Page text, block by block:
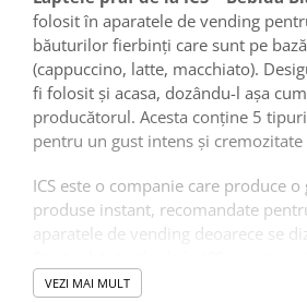
folosit în aparatele de vending
băuturilor fierbinți care sunt pe
(cappuccino, latte, macchiato).
fi folosit și acasa, dozându-l așa
producătorul. Acesta conține 5
pentru un gust intens și cremozitate
ICS este o companie care produce
produse instant, recomandate
aparatele de vending deoarece se
(diverse arome), cafea solubilă,
VEZI MAI MULT